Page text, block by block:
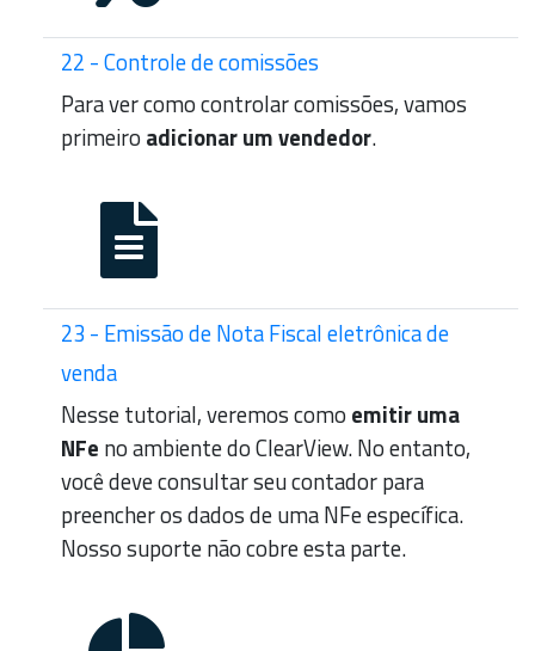
22 - Controle de comissões
Para ver como controlar comissões, vamos
primeiro adicionar um vendedor.
23 - Emissão de Nota Fiscal eletrônica de
venda
Nesse tutorial, veremos como emitir uma
NFe no ambiente do ClearView. No entanto,
você deve consultar seu contador para
preencher os dados de uma NFe específica.
Nosso suporte não cobre esta parte.